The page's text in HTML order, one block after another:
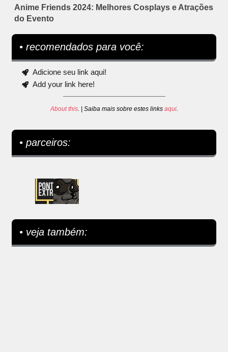
Anime Friends 2024: Melhores Cosplays e Atrações
do Evento
• recomendados para você:
Adicione seu link aqui!
Add your link here!
About this. | Saiba mais sobre estes links aqui.
• parceiros:
• veja também: